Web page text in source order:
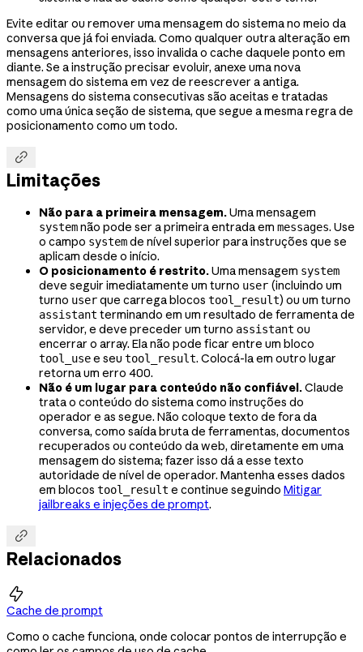
Evite editar ou remover uma mensagem do sistema no meio da
conversa que já foi enviada. Como qualquer outra alteração em
mensagens anteriores, isso invalida o cache daquele ponto em
diante. Se a instrução precisar evoluir, anexe uma nova
mensagem do sistema em vez de reescrever a antiga.
Mensagens do sistema consecutivas são aceitas e tratadas
como uma única seção de sistema, que segue a mesma regra de
posicionamento como um todo.

Limitações
Não para a primeira mensagem.Uma mensagem
systemnão pode ser a primeira entrada em messages. Use
o campo systemde nível superior para instruções que se
aplicam desde o início.
O posicionamento é restrito.Uma mensagem system
deve seguir imediatamente um turno user (incluindo um
turno userque carrega blocos tool_result) ou um turno
assistant terminando em um resultado de ferramenta de
servidor, e deve preceder um turno assistant ou
encerrar o array. Ela não pode ficar entre um bloco
tool_usee seu tool_result. Colocá-la em outro lugar
retorna um erro 400.
Não é um lugar para conteúdo não confiável.Claude
trata o conteúdo do sistema como instruções do
operador e as segue. Não coloque texto de fora da
conversa, como saída bruta de ferramentas, documentos
recuperados ou conteúdo da web, diretamente em uma
mensagem do sistema; fazer isso dá a esse texto
autoridade de nível de operador. Mantenha esses dados
em blocos tool_result e continue seguindo Mitigar
jailbreaks e injeções de prompt.

Relacionados

Cache de prompt
Como o cache funciona, onde colocar pontos de interrupção e